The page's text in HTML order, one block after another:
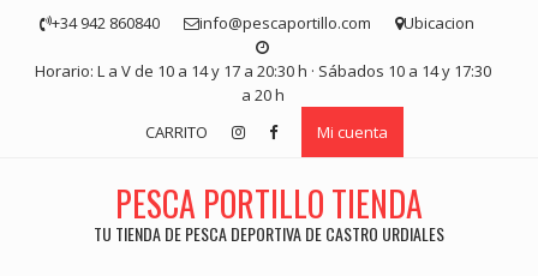
contenido
+34 942 860840 info@pescaportillo.com Ubicacion
Horario: L a V de 10 a 14 y 17 a 20:30 h · Sábados 10 a 14 y 17:30
a 20 h
CARRITO
Mi cuenta
PESCA PORTILLO TIENDA
TU TIENDA DE PESCA DEPORTIVA DE CASTRO URDIALES